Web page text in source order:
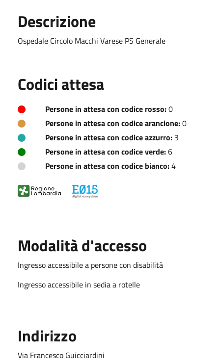
Descrizione
Ospedale Circolo Macchi Varese PS Generale
Codici attesa
Persone in attesa con codice rosso:0
Persone in attesa con codice arancione:0
Persone in attesa con codice azzurro: 3
Persone in attesa con codice verde:6
Persone in attesa con codice bianco:4
Modalità d'accesso
Ingresso accessibile a persone con disabilità
Ingresso accessibile in sedia a rotelle
Indirizzo
Via Francesco Guicciardini